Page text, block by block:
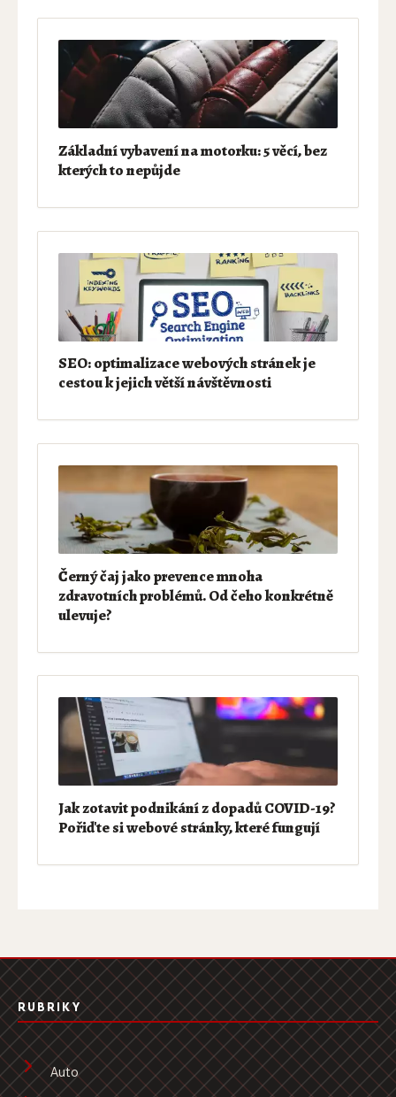
Základní vybavení na motorku: 5 věcí, bez
kterých to nepůjde
SEO: optimalizace webových stránek je
cestou k jejich větší návštěvnosti
Černý čaj jako prevence mnoha
zdravotních problémů. Od čeho konkrétně
ulevuje?
Jak zotavit podnikání z dopadů COVID-19?
Pořiďte si webové stránky, které fungují
RUBRIKY
Auto